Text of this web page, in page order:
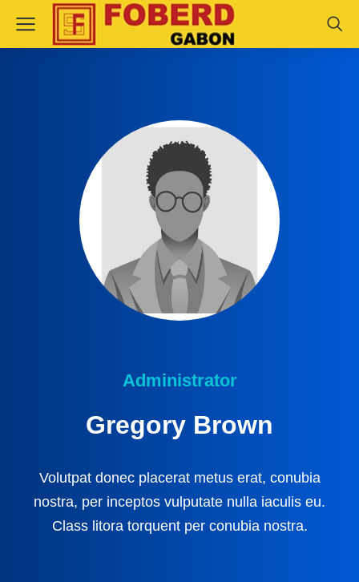
Administrator
Gregory Brown
Volutpat donec placerat metus erat, conubia
nostra, per inceptos vulputate nulla iaculis eu.
Class litora torquent per conubia nostra.